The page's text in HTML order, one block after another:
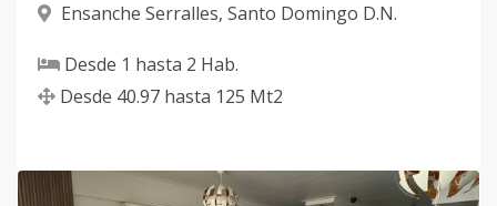
Ensanche Serralles, Santo Domingo D.N.
Desde 1 hasta 2 Hab.
Desde 40.97 hasta 125 Mt2